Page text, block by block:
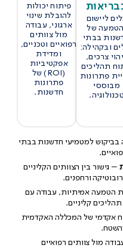
ליישום
של
בבתי
ובקהילה:
צרכים,
תהליכים
פתרונות
מבוססי
טכנולוגיה.
פיתוח יכולות
להובלת שינוי
ארגוני, עבודה
מול צוותים
רפואיים וטכניים,
ומדידת
אפקטיביות
(ROI) של
פתרונות
חדשנות.
בביקוש למטמיעי חדשנות בבתי
– גישור בין הצוותים הקליניים
הטמעה אמיתיות, עבודה עם
קליניים.
אקדמי של המכללה האקדמית
מול צוותים רפואיים